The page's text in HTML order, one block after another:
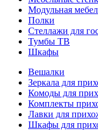
Модульная
Полки
Стеллажи для
Тумбы ТВ
Шкафы
Вешалки
Зеркала для
Комоды для
Комплекты
Лавки для
Шкафы для